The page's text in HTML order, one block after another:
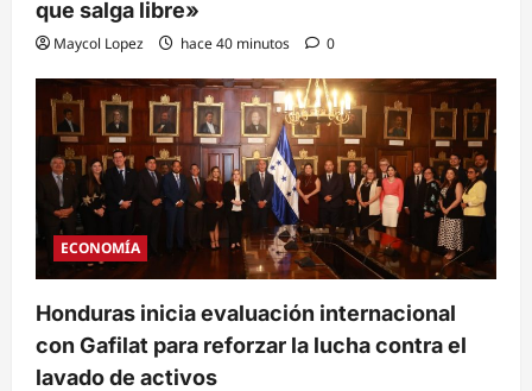
que salga libre»
Maycol Lopez hace 40 minutos 0
ECONOMÍA
Honduras inicia evaluación internacional
con Gafilat para reforzar la lucha contra el
lavado de activos